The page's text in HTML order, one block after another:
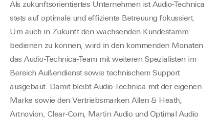
Als zukunftsorientiertes Unternehmen ist Audio-Technica
stets auf optimale und effiziente Betreuung fokussiert.
Um auch in Zukunft den wachsenden Kundestamm
bedienen zu können, wird in den kommenden Monaten
das Audio-Technica-Team mit weiteren Spezialisten im
Bereich Außendienst sowie technischem Support
ausgebaut. Damit bleibt Audio-Technica mit der eigenen
Marke sowie den Vertriebsmarken Allen & Heath,
Artnovion, Clear-Com, Martin Audio und Optimal Audio